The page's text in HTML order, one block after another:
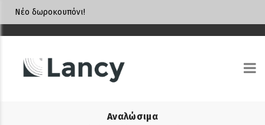
Νέο δωροκουπόνι!
Αναλώσιμα